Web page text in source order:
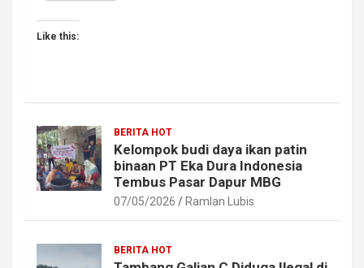
Like this:
BERITA HOT
Kelompok budi daya ikan patin
binaan PT Eka Dura Indonesia
Tembus Pasar Dapur MBG
07/05/2026 Ramlan Lubis
BERITA HOT